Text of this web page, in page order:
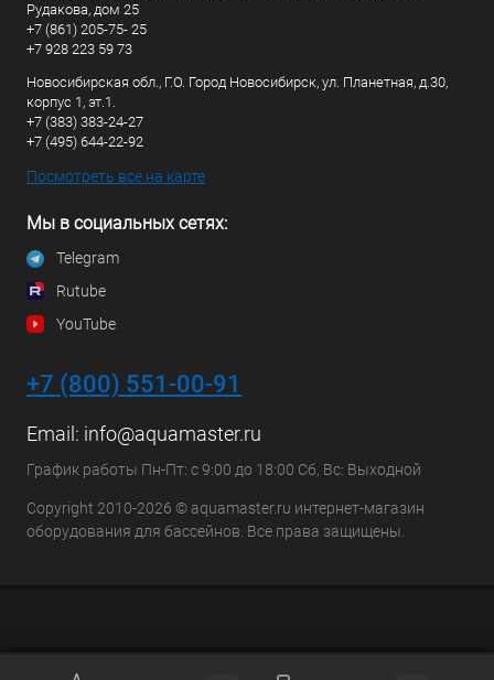
Рудакова, дом 25
+7 (861) 205-75- 25
+7 928 223 59 73
Новосибирская обл., Г.О. Город Новосибирск, ул. Планетная, д.30,
корпус 1, эт.1.
+7 (383) 383-24-27
+7 (495) 644-22-92
Посмотреть все на карте
Мы в социальных сетях:
Telegram
Rutube
YouTube
+7 (800) 551-00-91
Email: info@aquamaster.ru
График работы Пн-Пт: с 9:00 до 18:00 Сб, Вс: Выходной
Copyright 2010-2026 © aquamaster.ru интернет-магазин
оборудования для бассейнов. Все права защищены.